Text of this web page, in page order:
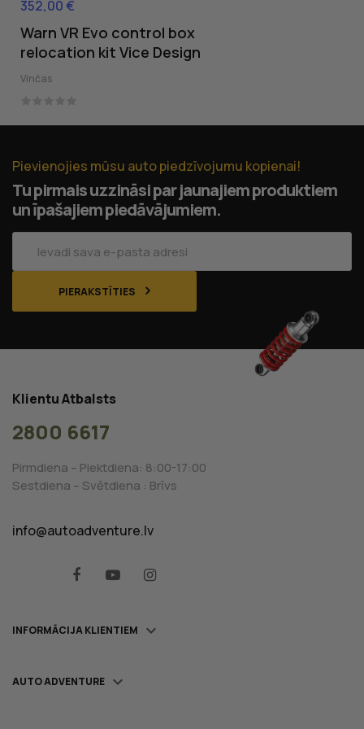
Cena
352,00 €
Warn VR Evo control box
relocation kit Vice Design
Vinčas
Pievienojies mūsu auto piedzīvojumu kopienai!
Tu pirmais uzzināsi par jaunajiem produktiem
un īpašajiem piedāvājumiem.
PIERAKSTĪTIES
Klientu Atbalsts
2800 6617
Pirmdiena – Piektdiena: 8:00-17:00
Sestdiena – Svētdiena : Brīvs
info@autoadventure.lv
INFORMĀCIJA KLIENTIEM 
AUTO ADVENTURE 
FacebookYouTube